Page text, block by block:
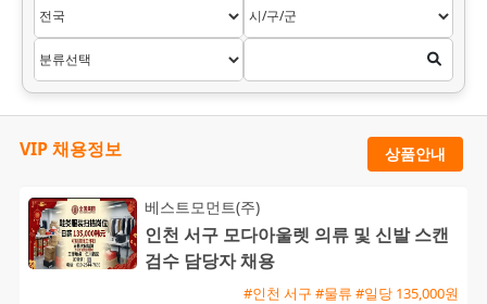
VIP 채용정보 상품안내
베스트모먼트(주)
인천 서구 모다아울렛 의류 및 신발 스캔
검수 담당자 채용
#인천 서구 #물류 #일당 135,000원